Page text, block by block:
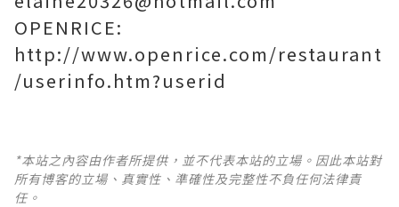
OPENRICE:
http://www.openrice.com/restaurant
/userinfo.htm?userid
*本站之內容由作者所提供，並不代表本站的立場。因此本站對
所有博客的立場、真實性、準確性及完整性不負任何法律責
任。